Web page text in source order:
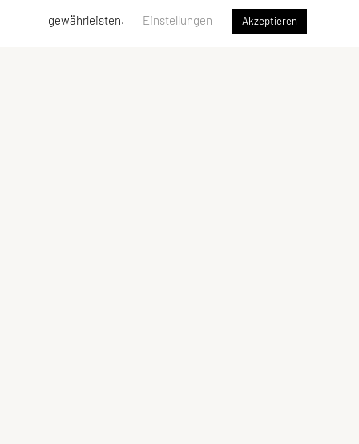
gewährleisten.
Einstellungen Akzeptieren